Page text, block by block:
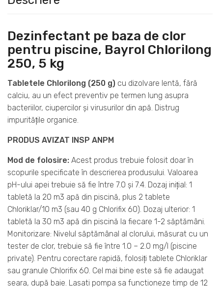
Dezinfectant pe baza de clor
pentru piscine, Bayrol Chlorilong
250, 5 kg
Tabletele Chlorilong (250 g) cu dizolvare lentă, fără
calciu, au un efect preventiv pe termen lung asupra
bacteriilor, ciupercilor şi virusurilor din apă. Distrug
impurităţile organice.
PRODUS AVIZAT INSP ANPM
Mod de folosire: Acest produs trebuie folosit doar în
scopurile specificate în descrierea produsului. Valoarea
pH-ului apei trebuie să fie între 7.0 şi 7.4. Dozaj iniţial: 1
tabletă la 20 m3 apă din piscină, plus 2 tablete
Chloriklar/10 m3 (sau 40 g Chlorifix 60). Dozaj ulterior: 1
tabletă la 30 m3 apă din piscină la fiecare 1-2 săptămâni.
Monitorizare: Nivelul săptămânal al clorului, măsurat cu un
tester de clor, trebuie să fie între 1.0 – 2.0 mg/l (piscine
private). Pentru corectare rapidă, folosiţi tablete Chloriklar
sau granule Chlorifix 60. Cel mai bine este să fie adaugat
seara, după baie. Lasati pompa sa functioneze timp de 12